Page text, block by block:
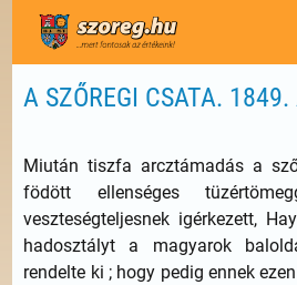
A SZŐREGI CSATA. 1849.
Miután tiszfa arcztámadás a
födött ellenséges
veszteségteljesnek igérkezett,
hadosztályt a magyarok
rendelte ki ; hogy pedig ennek